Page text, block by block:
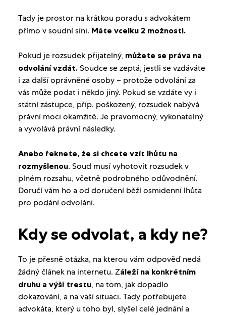
Tady je prostor na krátkou poradu s advokátem
přímo v soudní síni. Máte vcelku 2 možnosti.
Pokud je rozsudek přijatelný, můžete se práva na
odvolání vzdát.Soudce se zeptá, jestli se vzdáváte
i za další oprávněné osoby – protože odvolání za
vás může podat i někdo jiný. Pokud se vzdáte vy i
státní zástupce, příp. poškozený, rozsudek nabývá
právní moci okamžitě. Je pravomocný, vykonatelný
a vyvolává právní následky.
Anebo řeknete, že si chcete vzít lhůtu na
rozmyšlenou. Soud musí vyhotovit rozsudek v
plném rozsahu, včetně podrobného odůvodnění.
Doručí vám ho a od doručení běží osmidenní lhůta
pro podání odvolání.
Kdy se odvolat, a kdy ne?
To je přesně otázka, na kterou vám odpověď nedá
žádný článek na internetu. Záleží na konkrétním
druhu a výši trestu, na tom, jak dopadlo
dokazování, a na vaší situaci. Tady potřebujete
advokáta, který u toho byl, slyšel celé jednání a